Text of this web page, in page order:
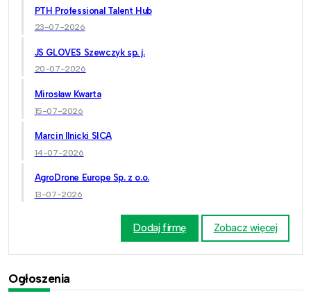
PTH Professional Talent Hub
23-07-2026
JS GLOVES Szewczyk sp. j.
20-07-2026
Mirosław Kwarta
15-07-2026
Marcin Ilnicki SICA
14-07-2026
AgroDrone Europe Sp. z o.o.
13-07-2026
Dodaj firmę Zobacz więcej
Ogłoszenia